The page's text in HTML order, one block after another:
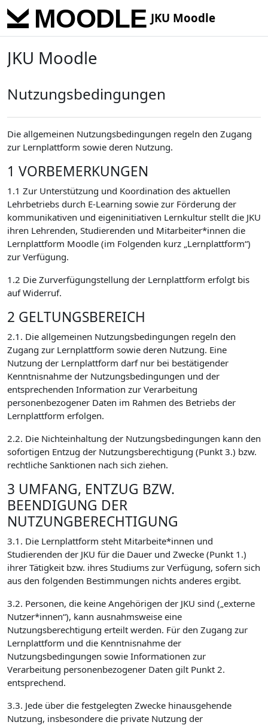
Skip to main content
JKU Moodle
JKU Moodle
Nutzungsbedingungen
Die allgemeinen Nutzungsbedingungen regeln den Zugang
zur Lernplattform sowie deren Nutzung.
1 VORBEMERKUNGEN
1.1 Zur Unterstützung und Koordination des aktuellen
Lehrbetriebs durch E-Learning sowie zur Förderung der
kommunikativen und eigeninitiativen Lernkultur stellt die JKU
ihren Lehrenden, Studierenden und Mitarbeiter*innen die
Lernplattform Moodle (im Folgenden kurz „Lernplattform“)
zur Verfügung.
1.2 Die Zurverfügungstellung der Lernplattform erfolgt bis
auf Widerruf.
2 GELTUNGSBEREICH
2.1. Die allgemeinen Nutzungsbedingungen regeln den
Zugang zur Lernplattform sowie deren Nutzung. Eine
Nutzung der Lernplattform darf nur bei bestätigender
Kenntnisnahme der Nutzungsbedingungen und der
entsprechenden Information zur Verarbeitung
personenbezogener Daten im Rahmen des Betriebs der
Lernplattform erfolgen.
2.2. Die Nichteinhaltung der Nutzungsbedingungen kann den
sofortigen Entzug der Nutzungsberechtigung (Punkt 3.) bzw.
rechtliche Sanktionen nach sich ziehen.
3 UMFANG, ENTZUG BZW.
BEENDIGUNG DER
NUTZUNGBERECHTIGUNG
3.1. Die Lernplattform steht Mitarbeite*innen und
Studierenden der JKU für die Dauer und Zwecke (Punkt 1.)
ihrer Tätigkeit bzw. ihres Studiums zur Verfügung, sofern sich
aus den folgenden Bestimmungen nichts anderes ergibt.
3.2. Personen, die keine Angehörigen der JKU sind („externe
Nutzer*innen“), kann ausnahmsweise eine
Nutzungsberechtigung erteilt werden. Für den Zugang zur
Lernplattform und die Kenntnisnahme der
Nutzungsbedingungen sowie Informationen zur
Verarbeitung personenbezogener Daten gilt Punkt 2.
entsprechend.
3.3. Jede über die festgelegten Zwecke hinausgehende
Nutzung, insbesondere die private Nutzung der